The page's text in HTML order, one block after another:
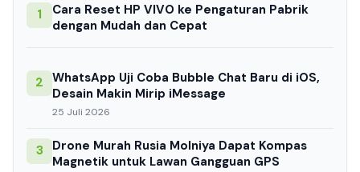
1
Cara Reset HP VIVO ke Pengaturan Pabrik
dengan Mudah dan Cepat
2 WhatsApp Uji Coba Bubble Chat Baru di iOS,
Desain Makin Mirip iMessage
25 Juli 2026
3
Drone Murah Rusia Molniya Dapat Kompas
Magnetik untuk Lawan Gangguan GPS